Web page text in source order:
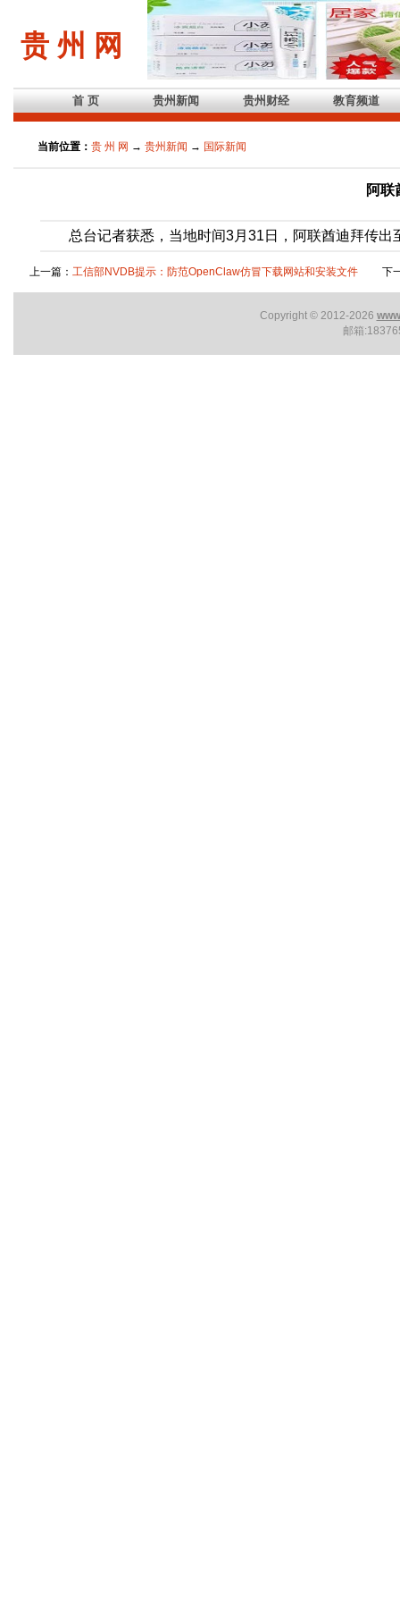
贵 州 网
首 页 贵州新闻 贵州财经 教育频道
当前位置： 贵 州 网 → 贵州新闻 → 国际新闻
阿联
总台记者获悉，当地时间3月31日，阿联酋迪拜传出
上一篇： 工信部NVDB提示：防范OpenClaw仿冒下载网站和安装文件 下一
Copyright © 2012-2026
邮箱